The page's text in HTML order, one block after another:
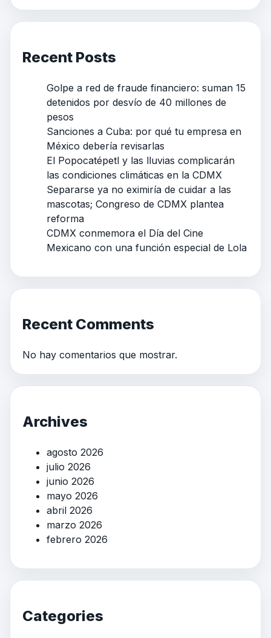
Recent Posts
Golpe a red de fraude financiero: suman 15
detenidos por desvío de 40 millones de
pesos
Sanciones a Cuba: por qué tu empresa en
México debería revisarlas
El Popocatépetl y las lluvias complicarán
las condiciones climáticas en la CDMX
Separarse ya no eximiría de cuidar a las
mascotas; Congreso de CDMX plantea
reforma
CDMX conmemora el Día del Cine
Mexicano con una función especial de Lola
Recent Comments
No hay comentarios que mostrar.
Archives
agosto 2026
julio 2026
junio 2026
mayo 2026
abril 2026
marzo 2026
febrero 2026
Categories